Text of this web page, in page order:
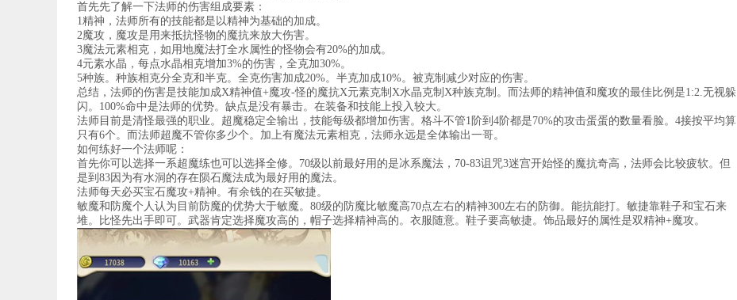
首先先了解一下法师的伤害组成要素：
1精神，法师所有的技能都是以精神为基础的加成。
2魔攻，魔攻是用来抵抗怪物的魔抗来放大伤害。
3魔法元素相克，如用地魔法打全水属性的怪物会有20%的加成。
4元素水晶，每点水晶相克增加3%的伤害，全克加30%。
5种族。种族相克分全克和半克。全克伤害加成20%。半克加成10%。被克制减少对应的伤害。
总结，法师的伤害是技能加成X精神值+魔攻-怪的魔抗X元素克制X水晶克制X种族克制。而法师的精神值和魔攻的最佳比例是1:2.无视躲
闪。100%命中是法师的优势。缺点是没有暴击。在装备和技能上投入较大。
法师目前是清怪最强的职业。超魔稳定全输出，技能每级都增加伤害。格斗不管1阶到4阶都是70%的攻击蛋蛋的数量看脸。4接按平均算
只有6个。而法师超魔不管你多少个。加上有魔法元素相克，法师永远是全体输出一哥。
如何练好一个法师呢：
首先你可以选择一系超魔练也可以选择全修。70级以前最好用的是冰系魔法，70-83诅咒3迷宫开始怪的魔抗奇高，法师会比较疲软。但
是到83因为有水洞的存在陨石魔法成为最好用的魔法。
法师每天必买宝石魔攻+精神。有余钱的在买敏捷。
敏魔和防魔个人认为目前防魔的优势大于敏魔。80级的防魔比敏魔高70点左右的精神300左右的防御。能抗能打。敏捷靠鞋子和宝石来
堆。比怪先出手即可。武器肯定选择魔攻高的，帽子选择精神高的。衣服随意。鞋子要高敏捷。饰品最好的属性是双精神+魔攻。